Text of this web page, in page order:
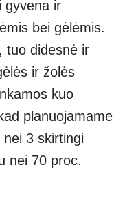
gyvena ir
bei gėlėmis.
tuo didesnė ir
ir žolės
kuo
planuojamame
3 skirtingi
nei 70 proc.